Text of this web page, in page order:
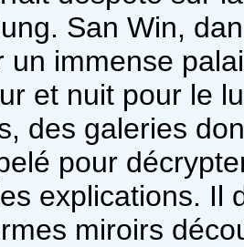
San Win,
un immense
et nuit pour le
des galeries
pour
explications. Il
miroirs